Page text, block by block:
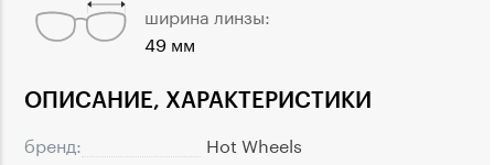
ОПИСАНИЕ, ХАРАКТЕРИСТИКИ
бренд:
Hot Wheels
ширина линзы:
49 мм